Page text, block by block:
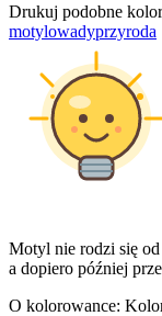
Drukuj podobne
motylowadyprzyroda
Motyl nie rodzi się
a dopiero później
O kolorowance: